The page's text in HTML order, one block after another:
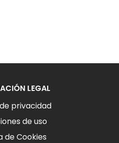
LEGAL
privacidad
de uso
de Cookies